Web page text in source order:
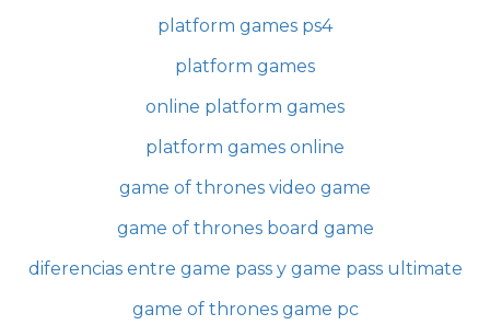
platform games ps4
platform games
online platform games
platform games online
game of thrones video game
game of thrones board game
diferencias entre game pass y game pass ultimate
game of thrones game pc